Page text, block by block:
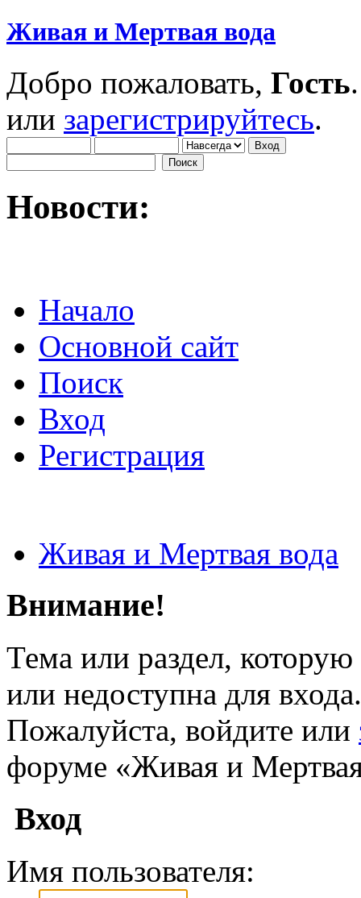
Живая и Мертвая вода
Добро пожаловать, Гость
или зарегистрируйтесь.
Новости:
Начало
Основной сайт
Поиск
Вход
Регистрация
Живая и Мертвая вода
Внимание!
Тема или раздел,
или недоступна для входа.
Пожалуйста, войдите или
форуме «Живая и
Вход
Имя пользователя: